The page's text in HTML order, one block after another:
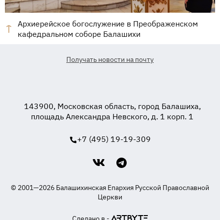
Архиерейское богослужение в Преображенском
кафедральном соборе Балашихи
Получать новости на почту
143900, Московская область, город Балашиха,
площадь Александра Невского, д. 1 корп. 1
+7 (495) 19-19-309
© 2001—2026 Балашихинская Епархия Русской Православной
Церкви